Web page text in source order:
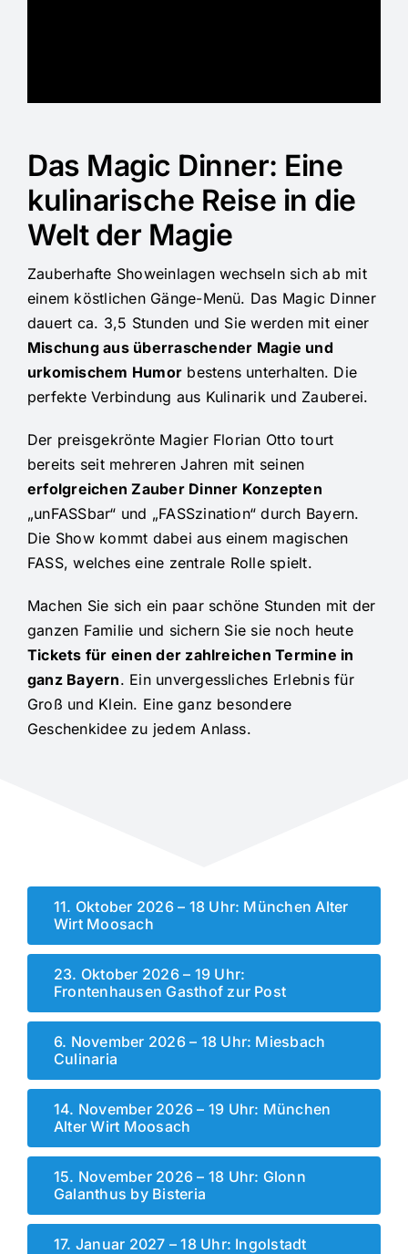
Das Magic Dinner: Eine
kulinarische Reise in die
Welt der Magie
Zauberhafte Showeinlagen wechseln sich ab mit
einem köstlichen Gänge-Menü. Das Magic Dinner
dauert ca. 3,5 Stunden und Sie werden mit einer
Mischung aus überraschender Magie und
urkomischem Humor bestens unterhalten. Die
perfekte Verbindung aus Kulinarik und Zauberei.
Der preisgekrönte Magier Florian Otto tourt
bereits seit mehreren Jahren mit seinen
erfolgreichen Zauber Dinner Konzepten
„unFASSbar“ und „FASSzination“ durch Bayern.
Die Show kommt dabei aus einem magischen
FASS, welches eine zentrale Rolle spielt.
Machen Sie sich ein paar schöne Stunden mit der
ganzen Familie und sichern Sie sie noch heute
Tickets für einen der zahlreichen Termine in
ganz Bayern. Ein unvergessliches Erlebnis für
Groß und Klein. Eine ganz besondere
Geschenkidee zu jedem Anlass.
11. Oktober 2026 – 18 Uhr: München Alter
Wirt Moosach
23. Oktober 2026 – 19 Uhr:
Frontenhausen Gasthof zur Post
6. November 2026 – 18 Uhr: Miesbach
Culinaria
14. November 2026 – 19 Uhr: München
Alter Wirt Moosach
15. November 2026 – 18 Uhr: Glonn
Galanthus by Bisteria
17. Januar 2027 – 18 Uhr: Ingolstadt